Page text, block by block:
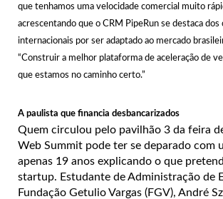
que tenhamos uma velocidade comercial muito
acrescentando que o CRM PipeRun se destaca
internacionais por ser adaptado ao mercado
“Construir a melhor plataforma de aceleração de
que estamos no caminho certo.”
A paulista que financia desbancarizados
Quem circulou pelo pavilhão 3 da feira
Web Summit pode ter se deparado com
apenas 19 anos explicando o que
startup. Estudante de Administração de
Fundação Getulio Vargas (FGV), André